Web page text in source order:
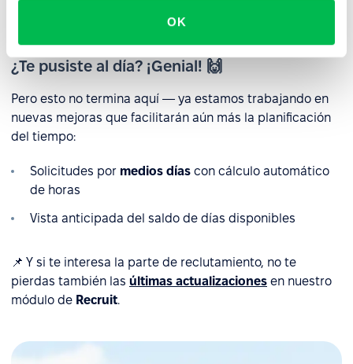
OK
¿Te pusiste al día? ¡Genial! 🙌
Pero esto no termina aquí — ya estamos trabajando en
nuevas mejoras que facilitarán aún más la planificación
del tiempo:
Solicitudes por medios días con cálculo automático
de horas
Vista anticipada del saldo de días disponibles
📌 Y si te interesa la parte de reclutamiento, no te
pierdas también las últimas actualizaciones en nuestro
módulo de Recruit.